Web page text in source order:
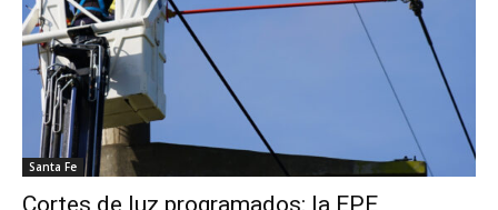
Santa Fe
Cortes de luz programados: la EPE